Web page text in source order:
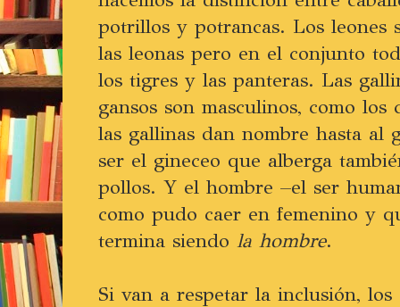
potrillos y potrancas. Los leones
las leonas pero en el conjunto
los tigres y las panteras. Las
gansos son masculinos, como
las gallinas dan nombre hasta al
ser el gineceo que alberga
pollos. Y el hombre –el ser
como pudo caer en femenino y
termina siendo la hombre.
Si van a respetar la inclusión,